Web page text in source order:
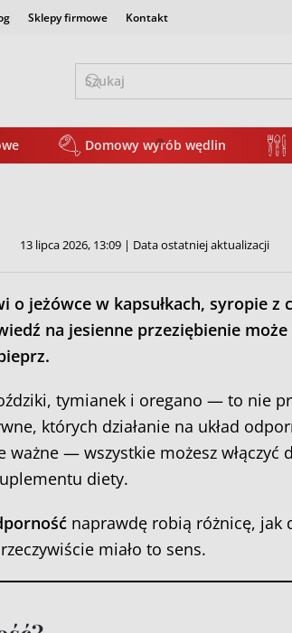
Sklepy firmowe Kontakt
Domowy wyrób wędlin
Przyprawy na
13 lipca 2026, 13:09 | Data ostatniej aktualizacji
jeżówce w kapsułkach, syropie z
na jesienne przeziębienie
tymianek i oregano — to nie
których działanie na układ
— wszystkie możesz włączyć
diety.
naprawdę robią różnicę, jak
miało to sens.